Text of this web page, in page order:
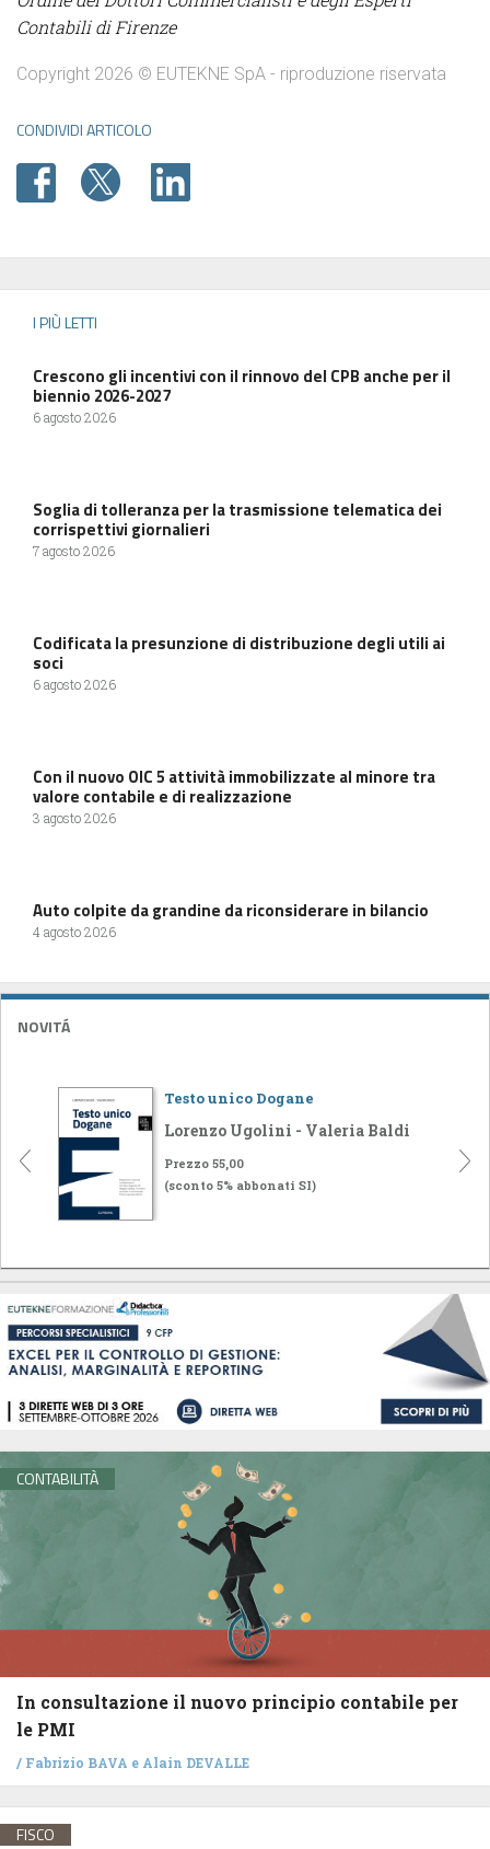
Contabili di Firenze
Copyright 2026 © EUTEKNE SpA - riproduzione riservata
CONDIVIDI ARTICOLO
I PIÙ LETTI
Crescono gli incentivi con il rinnovo del CPB anche per il
biennio 2026-2027
6 agosto 2026
Soglia di tolleranza per la trasmissione telematica dei
corrispettivi giornalieri
7 agosto 2026
Codificata la presunzione di distribuzione degli utili ai
soci
6 agosto 2026
Con il nuovo OIC 5 attività immobilizzate al minore tra
valore contabile e di realizzazione
3 agosto 2026
Auto colpite da grandine da riconsiderare in bilancio
4 agosto 2026
NOVITÁ
Testo unico Dogane
Lorenzo Ugolini - Valeria Baldi
Prezzo 55,00
(sconto 5% abbonati SI)
CONTABILITÀ
In consultazione il nuovo principio contabile per
le PMI
/ Fabrizio BAVA e Alain DEVALLE
FISCO